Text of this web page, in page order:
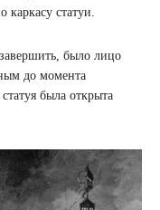
статуи.
было лицо
до момента
была открыта